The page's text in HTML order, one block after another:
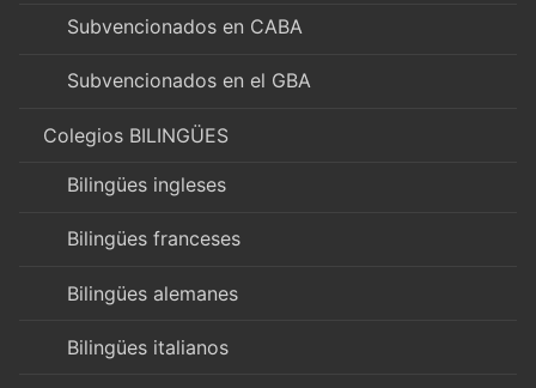
Subvencionados en CABA
Subvencionados en el GBA
Colegios BILINGÜES
Bilingües ingleses
Bilingües franceses
Bilingües alemanes
Bilingües italianos